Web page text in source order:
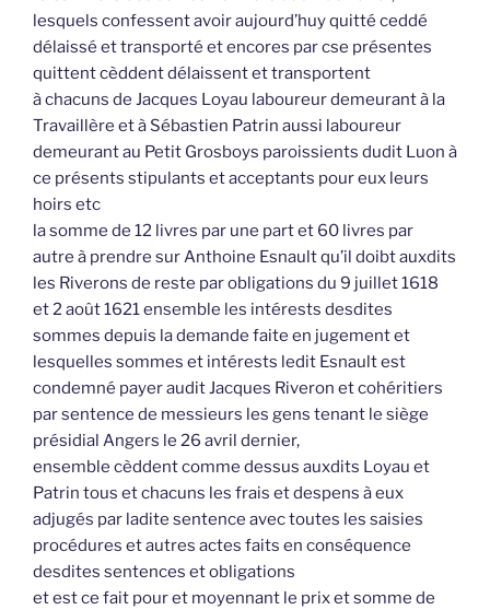
lesquels confessent avoir aujourd’huy quitté ceddé
délaissé et transporté et encores par cse présentes
quittent cèddent délaissent et transportent
à chacuns de Jacques Loyau laboureur demeurant à la
Travaillère et à Sébastien Patrin aussi laboureur
demeurant au Petit Grosboys paroissients dudit Luon à
ce présents stipulants et acceptants pour eux leurs
hoirs etc
la somme de 12 livres par une part et 60 livres par
autre à prendre sur Anthoine Esnault qu’il doibt auxdits
les Riverons de reste par obligations du 9 juillet 1618
et 2 août 1621 ensemble les intérests desdites
sommes depuis la demande faite en jugement et
lesquelles sommes et intérests ledit Esnault est
condemné payer audit Jacques Riveron et cohéritiers
par sentence de messieurs les gens tenant le siège
présidial Angers le 26 avril dernier,
ensemble cèddent comme dessus auxdits Loyau et
Patrin tous et chacuns les frais et despens à eux
adjugés par ladite sentence avec toutes les saisies
procédures et autres actes faits en conséquence
desdites sentences et obligations
et est ce fait pour et moyennant le prix et somme de